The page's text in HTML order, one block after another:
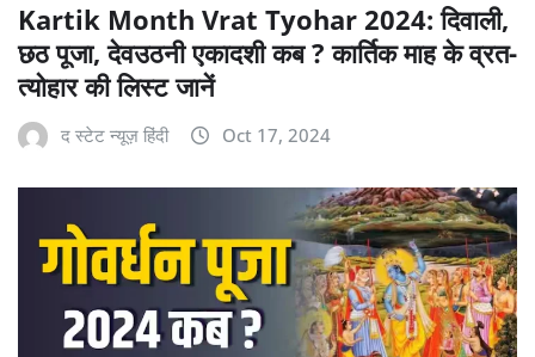
Kartik Month Vrat Tyohar 2024: दिवाली,
छठ पूजा, देवउठनी एकादशी कब ? कार्तिक माह के व्रत-
त्योहार की लिस्ट जानें
द स्टेट न्यूज़ हिंदी Oct 17, 2024